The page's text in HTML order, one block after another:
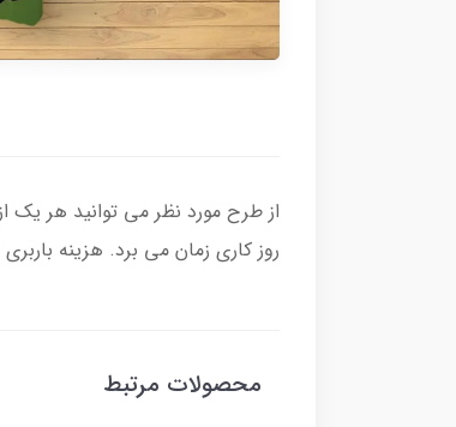
روز کاری زمان می برد. هزینه
محصولات مرتبط